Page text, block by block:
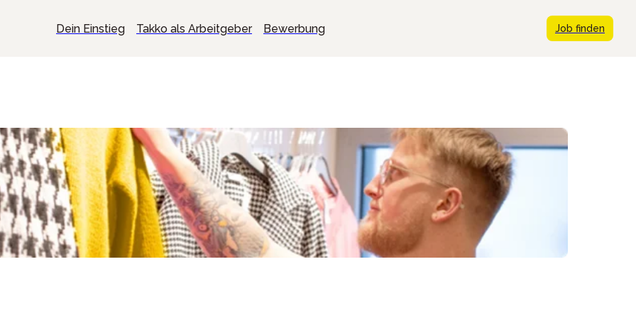
Dein Einstieg Takko als Arbeitgeber Bewerbung Job finden